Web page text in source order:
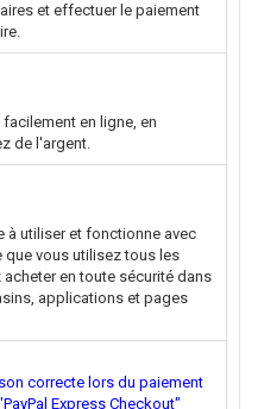
et effectuer le paiement
facilement en ligne, en
de l'argent.
à utiliser et fonctionne avec
que vous utilisez tous les
en toute sécurité dans
applications et pages
correcte lors du paiement
Express Checkout"